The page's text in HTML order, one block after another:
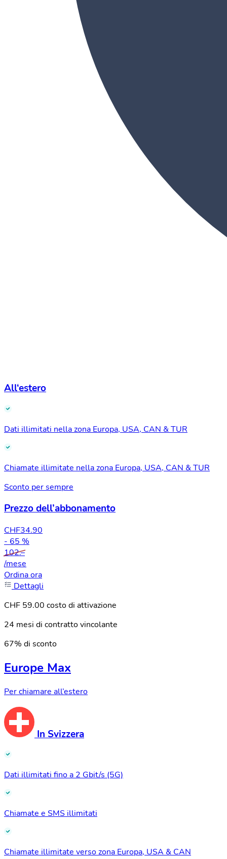
All‘estero
Dati illimitati nella zona Europa, USA, CAN & TUR
Chiamate illimitate nella zona Europa, USA, CAN & TUR
Sconto per sempre
Prezzo dell’abbonamento
CHF34.90
- 65 %
102.–
/mese
Ordina ora
Dettagli
CHF 59.00 costo di attivazione
24 mesi di contratto vincolante
67% di sconto
Europe Max
Per chiamare all’estero
In Svizzera
Dati illimitati fino a 2 Gbit/s (5G)
Chiamate e SMS illimitati
Chiamate illimitate verso zona Europa, USA & CAN